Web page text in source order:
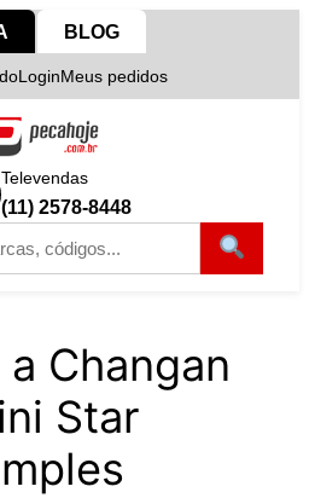
BLOG
LoginMeus pedidos
Televendas
(11) 2578-8448
Changan
Star